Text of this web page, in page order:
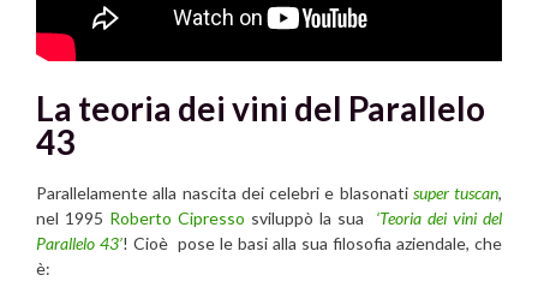
La teoria dei vini del Parallelo
43
Parallelamente alla nascita dei celebri e blasonati super tuscan,
nel 1995 Roberto Cipresso sviluppò la sua ‘Teoria dei vini del
Parallelo 43’! Cioè pose le basi alla sua filosofia aziendale, che
è: